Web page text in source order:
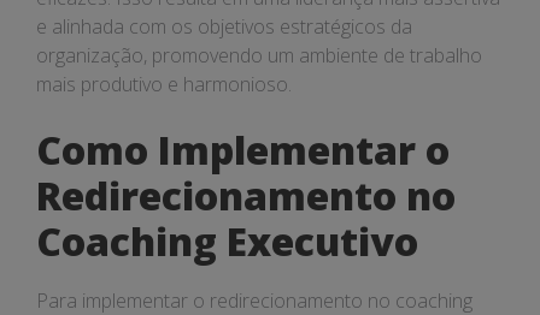
e alinhada com os objetivos estratégicos da
organização, promovendo um ambiente de trabalho
mais produtivo e harmonioso.
Como Implementar o
Redirecionamento no
Coaching Executivo
Para implementar o redirecionamento no coaching